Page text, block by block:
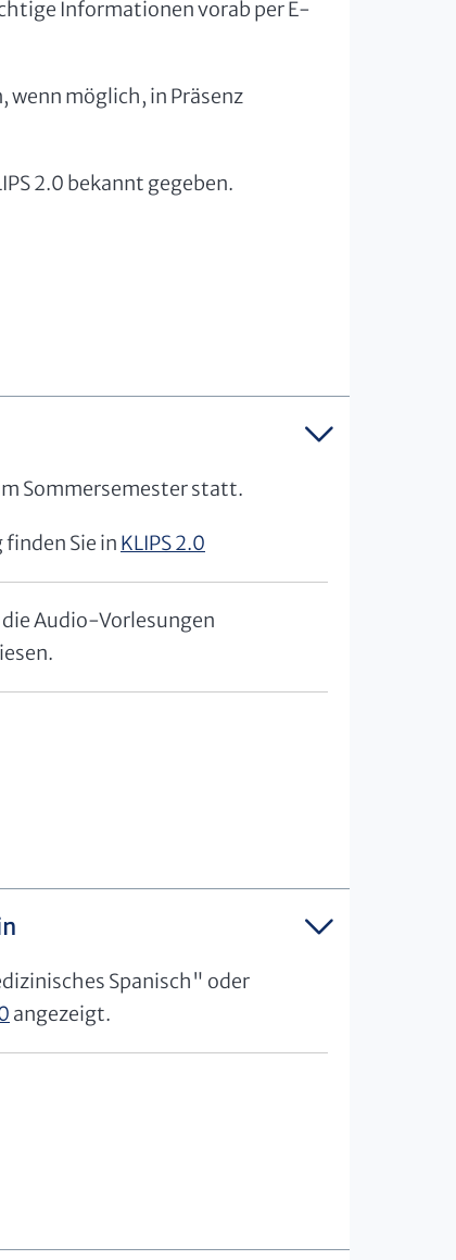
Informationen vorab per E-
wenn möglich, in Präsenz
2.0 bekannt gegeben.
Sommersemester statt.
Sie in KLIPS 2.0
Audio-Vorlesungen
Spanisch" oder
angezeigt.